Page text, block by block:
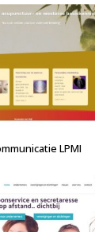
LPMI